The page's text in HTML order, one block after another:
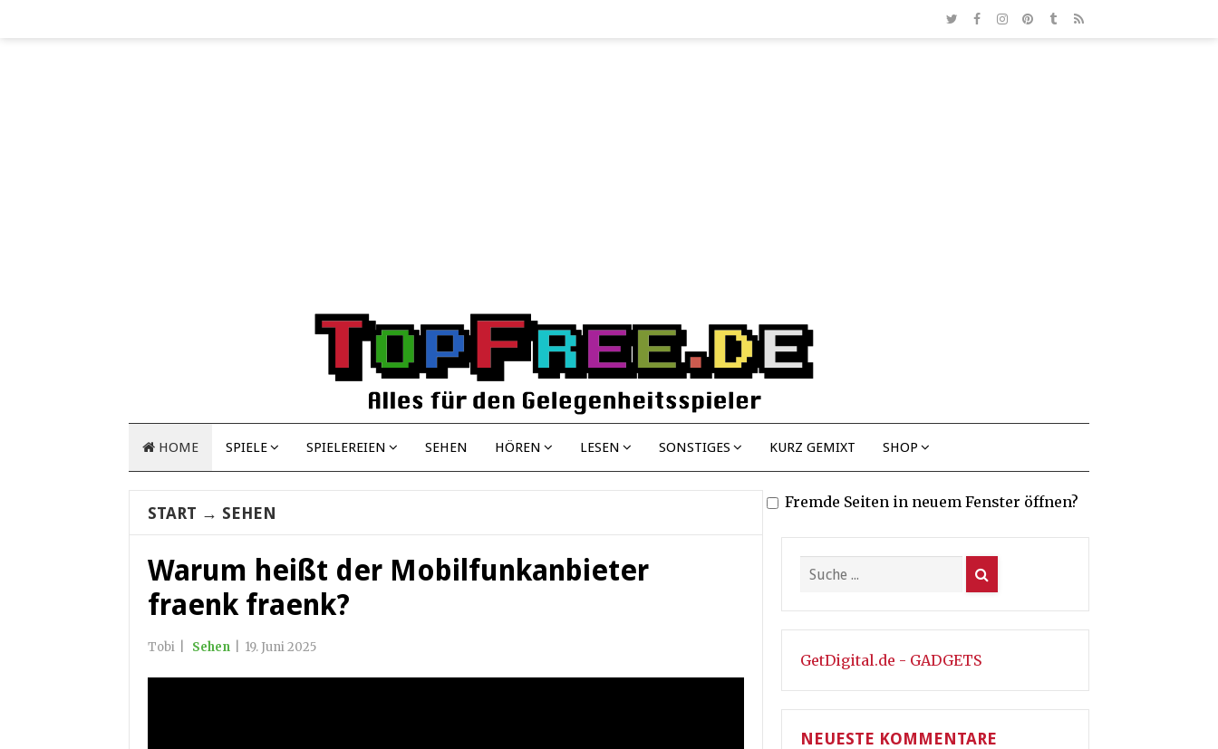
HOME SPIELE SPIELEREIEN SEHEN HÖREN LESEN SONSTIGES KURZ GEMIXT SHOP
START → SEHEN
Warum heißt der Mobilfunkanbieter
fraenk fraenk?
Tobi Sehen 19. Juni 2025
Fremde Seiten in neuem Fenster öffnen?
GetDigital.de - GADGETS
NEUESTE KOMMENTARE